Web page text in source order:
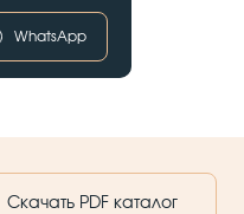
WhatsApp
Скачать PDF каталог